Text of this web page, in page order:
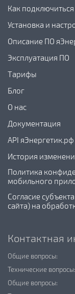
Как подключиться
Установка и
Описание ПО
Эксплуатация ПО
Тарифы
Блог
О нас
Документация
API яЭнергетик.рф
История
Политика
мобильного
Согласие
сайта) на
Контактная
Общие вопросы:
Технические вопросы:
Общие вопросы: